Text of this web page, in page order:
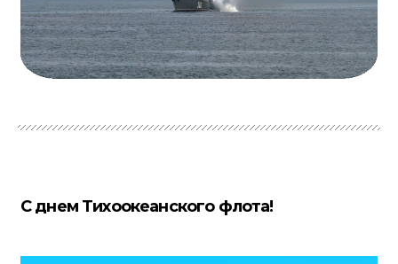
С днем Тихоокеанского флота!